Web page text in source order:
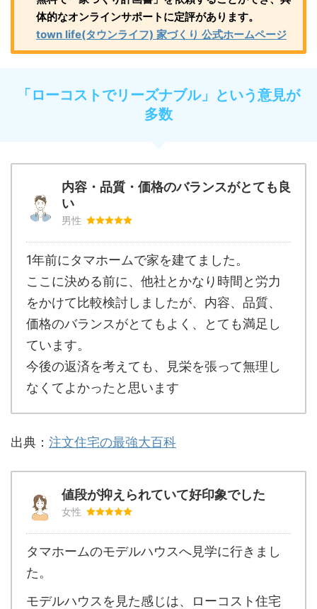
体的なオンラインサポートに定評があります。
town life(タウンライフ) 家づくり 公式ホームページ
「ローコストでリーズナブル」という意見が
多数
内容・品質・価格のバランスがとても良
い
男性
1年前にタマホームで家を建てました。
ここに決める前に、他社とかなり時間と労力
をかけて比較検討しましたが、内容、品質、
価格のバランスがとてもよく、とても満足し
ています。
今後の返済を考えても、見栄を張って無理し
なくてよかったと思います
出典： 注文住宅の最強大百科
値段が抑えられていて好印象でした
女性
タマホームのモデルハウスへ見学に行きまし
た。
モデルハウスを見た感じは、ローコスト住宅